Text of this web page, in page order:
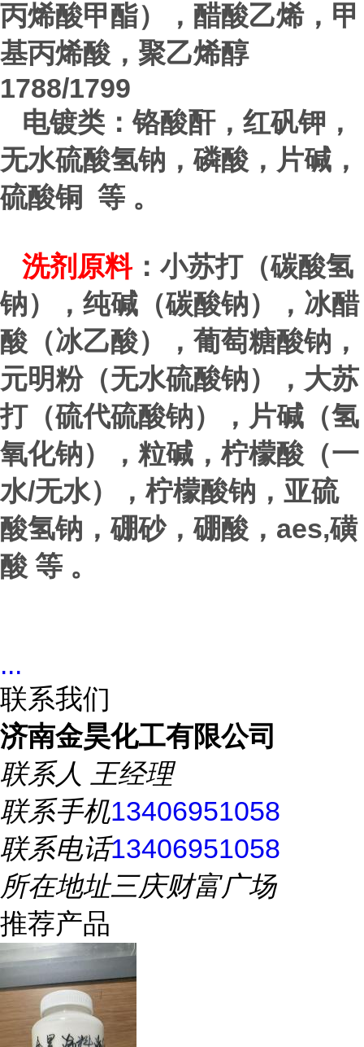
丙烯酸甲酯），醋酸乙烯，甲
基丙烯酸，聚乙烯醇
1788/1799
电镀类：铬酸酐，红矾钾，
无水硫酸氢钠，磷酸，片碱，
硫酸铜 等 。
洗剂原料 ：小苏打（碳酸氢
钠），纯碱（碳酸钠），冰醋
酸（冰乙酸），葡萄糖酸钠，
元明粉（无水硫酸钠），大苏
打（硫代硫酸钠），片碱（氢
氧化钠），粒碱，柠檬酸（一
水/无水），柠檬酸钠，亚硫
酸氢钠，硼砂，硼酸， aes,磺
酸 等 。
...
联系我们
济南金昊化工有限公司
联系人 王经理
联系手机13406951058
联系电话13406951058
所在地址三庆财富广场
推荐产品